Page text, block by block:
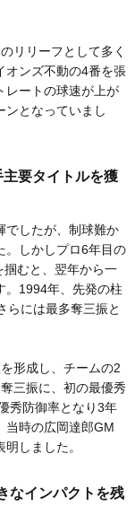
リリーフとして多く
オンズ不動の4番を張
レートの球速が上が
ンとなっていまし
要タイトルを獲
でしたが、制球難か
。しかしプロ6年目の
むと、翌年から一
。1994年、先発の柱
らには最多奪三振と
形成し、チームの2
三振に、初の最優秀
秀防御率となり3年
当時の広岡達郎GM
しました。
なインパクトを残